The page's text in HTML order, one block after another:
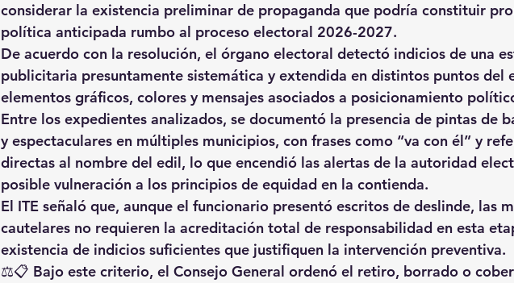
considerar la existencia preliminar de propaganda que podría constituir
política anticipada rumbo al proceso electoral 2026-2027.
De acuerdo con la resolución, el órgano electoral detectó indicios de una
publicitaria presuntamente sistemática y extendida en distintos puntos del
elementos gráficos, colores y mensajes asociados a posicionamiento
Entre los expedientes analizados, se documentó la presencia de pintas de
y espectaculares en múltiples municipios, con frases como “va con él” y
directas al nombre del edil, lo que encendió las alertas de la autoridad
posible vulneración a los principios de equidad en la contienda.
El ITE señaló que, aunque el funcionario presentó escritos de deslinde, las
cautelares no requieren la acreditación total de responsabilidad en esta
existencia de indicios suficientes que justifiquen la intervención preventiva.
⚖️📋 Bajo este criterio, el Consejo General ordenó el retiro, borrado o